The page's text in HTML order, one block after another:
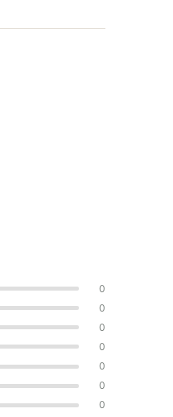
0
0
0
0
0
0
0